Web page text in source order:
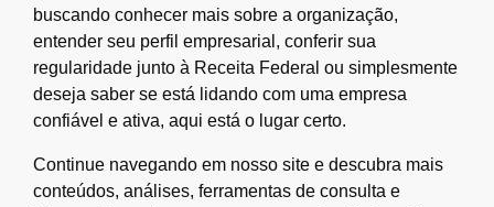
buscando conhecer mais sobre a organização,
entender seu perfil empresarial, conferir sua
regularidade junto à Receita Federal ou simplesmente
deseja saber se está lidando com uma empresa
confiável e ativa, aqui está o lugar certo.
Continue navegando em nosso site e descubra mais
conteúdos, análises, ferramentas de consulta e